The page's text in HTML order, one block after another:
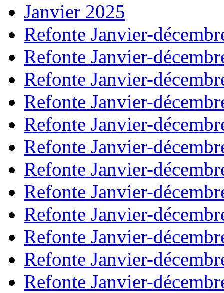
Janvier 2025
Refonte Janvier-
Refonte Janvier-
Refonte Janvier-
Refonte Janvier-
Refonte Janvier-
Refonte Janvier-
Refonte Janvier-
Refonte Janvier-
Refonte Janvier-
Refonte Janvier-
Refonte Janvier-
Refonte Janvier-